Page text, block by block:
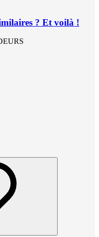
? Et voilà !